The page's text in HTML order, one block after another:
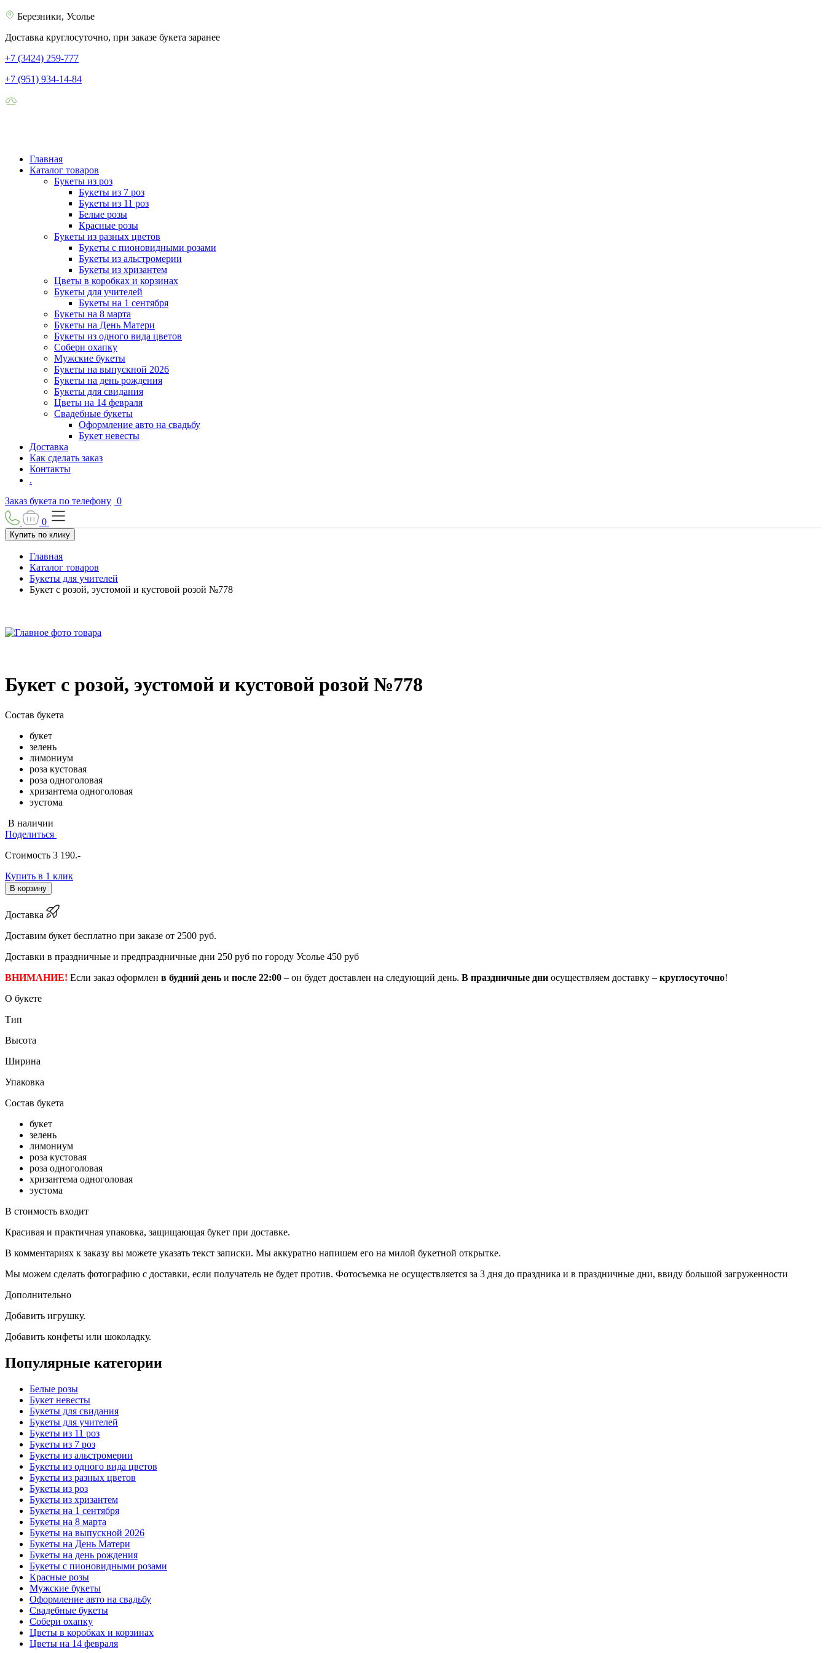
Березники, Усолье
Доставка круглосуточно, при заказе букета заранее
+7 (3424) 259-777
+7 (951) 934-14-84
Главная
Каталог товаров
Букеты из роз
Букеты из 7 роз
Букеты из 11 роз
Белые розы
Красные розы
Букеты из разных цветов
Букеты с пионовидными розами
Букеты из альстромерии
Букеты из хризантем
Цветы в коробках и корзинах
Букеты для учителей
Букеты на 1 сентября
Букеты на 8 марта
Букеты на День Матери
Букеты из одного вида цветов
Собери охапку
Мужские букеты
Букеты на выпускной 2026
Букеты на день рождения
Букеты для свидания
Цветы на 14 февраля
Свадебные букеты
Оформление авто на свадьбу
Букет невесты
Доставка
Как сделать заказ
Контакты
.
Заказ букета по телефону 0
0
Купить по клику
Главная
Каталог товаров
Букеты для учителей
Букет с розой, эустомой и кустовой розой №778
Букет с розой, эустомой и кустовой розой №778
Состав букета
букет
зелень
лимониум
роза кустовая
роза одноголовая
хризантема одноголовая
эустома
В наличии
Поделиться
Стоимость 3 190.-
Купить в 1 клик
В корзину
Доставка
Доставим букет бесплатно при заказе от 2500 руб.
Доставки в праздничные и предпраздничные дни 250 руб по городу Усолье 450 руб
ВНИМАНИЕ! Если заказ оформлен в будний день и после 22:00 – он будет доставлен на следующий день. В праздничные дни осуществляем доставку – круглосуточно!
О букете
Тип
Высота
Ширина
Упаковка
Состав букета
букет
зелень
лимониум
роза кустовая
роза одноголовая
хризантема одноголовая
эустома
В стоимость входит
Красивая и практичная упаковка, защищающая букет при доставке.
В комментариях к заказу вы можете указать текст записки. Мы аккуратно напишем его на милой букетной открытке.
Мы можем сделать фотографию с доставки, если получатель не будет против. Фотосъемка не осуществляется за 3 дня до праздника и в праздничные дни, ввиду большой загруженности
Дополнительно
Добавить игрушку.
Добавить конфеты или шоколадку.
Популярные категории
Белые розы
Букет невесты
Букеты для свидания
Букеты для учителей
Букеты из 11 роз
Букеты из 7 роз
Букеты из альстромерии
Букеты из одного вида цветов
Букеты из разных цветов
Букеты из роз
Букеты из хризантем
Букеты на 1 сентября
Букеты на 8 марта
Букеты на выпускной 2026
Букеты на День Матери
Букеты на день рождения
Букеты с пионовидными розами
Красные розы
Мужские букеты
Оформление авто на свадьбу
Свадебные букеты
Собери охапку
Цветы в коробках и корзинах
Цветы на 14 февраля